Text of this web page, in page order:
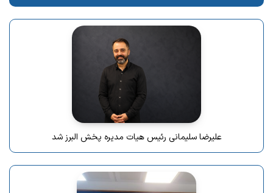
علیرضا سلیمانی رئیس هیات مدیره پخش البرز شد